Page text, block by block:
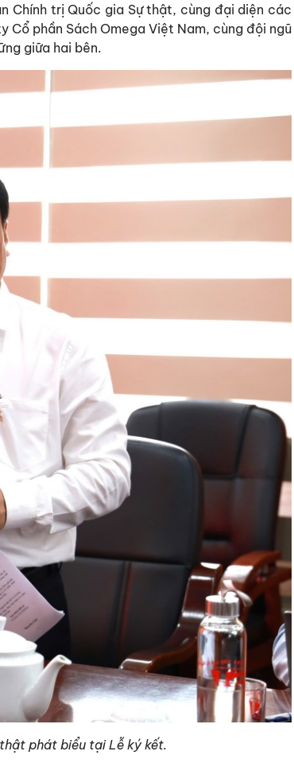
Chính trị Quốc gia Sự thật, cùng đại diện các
Cổ phần Sách Omega Việt Nam, cùng đội ngũ
giữa hai bên.
phát biểu tại Lễ ký kết.